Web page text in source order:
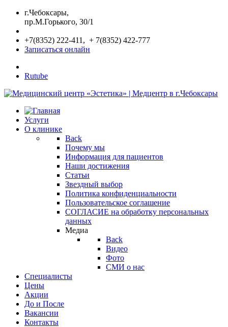
г.Чебоксары,
пр.М.Горького, 30/1
+7(8352) 222-411, + 7(8352) 422-777
Записаться онлайн
Rutube
Услуги
О клинике
Back
Почему мы
Информация для пациентов
Наши достижения
Статьи
Звездный выбор
Политика конфиденциальности
Пользовательское соглашение
СОГЛАСИЕ на обработку персональных
данных
Медиа
Back
Видео
Фото
СМИ о нас
Специалисты
Цены
Акции
До и После
Вакансии
Контакты